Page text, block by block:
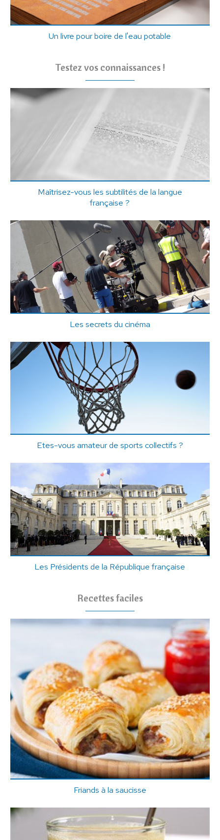
Un livre pour boire de l'eau potable
Testez vos connaissances !
Maîtrisez-vous les subtilités de la langue
française ?
Les secrets du cinéma
Etes-vous amateur de sports collectifs ?
Les Présidents de la République française
Recettes faciles
Friands à la saucisse